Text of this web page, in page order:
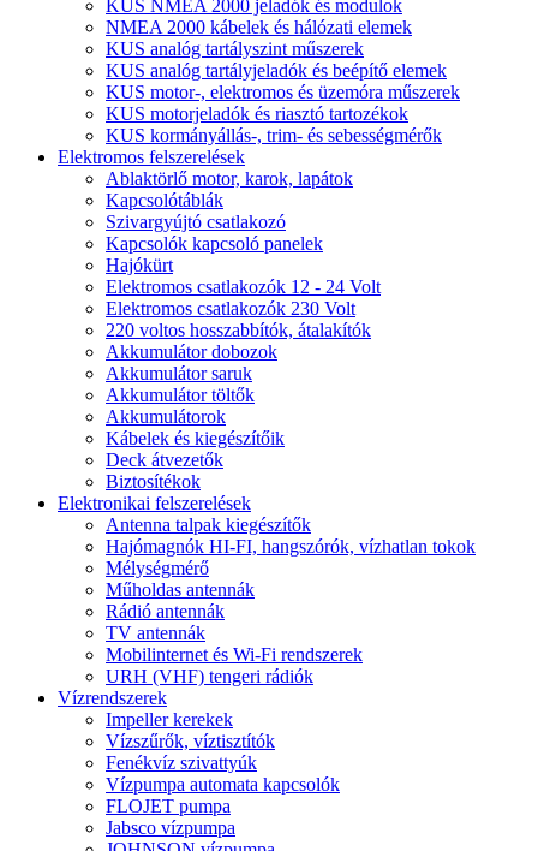
KUS NMEA 2000 jeladók és modulok
NMEA 2000 kábelek és hálózati elemek
KUS analóg tartályszint műszerek
KUS analóg tartályjeladók és beépítő elemek
KUS motor-, elektromos és üzemóra műszerek
KUS motorjeladók és riasztó tartozékok
KUS kormányállás-, trim- és sebességmérők
Elektromos felszerelések
Ablaktörlő motor, karok, lapátok
Kapcsolótáblák
Szivargyújtó csatlakozó
Kapcsolók kapcsoló panelek
Hajókürt
Elektromos csatlakozók 12 - 24 Volt
Elektromos csatlakozók 230 Volt
220 voltos hosszabbítók, átalakítók
Akkumulátor dobozok
Akkumulátor saruk
Akkumulátor töltők
Akkumulátorok
Kábelek és kiegészítőik
Deck átvezetők
Biztosítékok
Elektronikai felszerelések
Antenna talpak kiegészítők
Hajómagnók HI-FI, hangszórók, vízhatlan tokok
Mélységmérő
Műholdas antennák
Rádió antennák
TV antennák
Mobilinternet és Wi-Fi rendszerek
URH (VHF) tengeri rádiók
Vízrendszerek
Impeller kerekek
Vízszűrők, víztisztítók
Fenékvíz szivattyúk
Vízpumpa automata kapcsolók
FLOJET pumpa
Jabsco vízpumpa